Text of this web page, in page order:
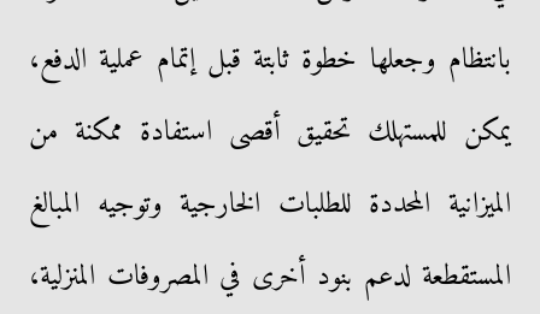
بانتظام وجعلها خطوة ثابتة قبل إتمام عملية الدفع،
يمكن للمستهلك تحقيق أقصى استفادة ممكنة من
الميزانية المحددة للطلبات الخارجية وتوجيه المبالغ
المستقطعة لدعم بنود أخرى في المصروفات المنزلية،